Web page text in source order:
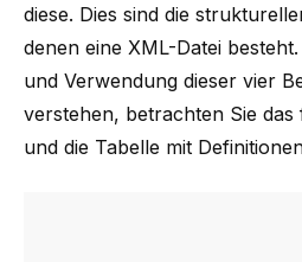
diese. Dies sind die
denen eine XML-Datei
und Verwendung dieser vier
verstehen, betrachten Sie das
und die Tabelle mit